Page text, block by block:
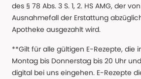
des § 78 Abs. 3 S. 1, 2. HS AMG, der
Ausnahmefall der Erstattung
Apotheke ausgezahlt wird.
**Gilt für alle gültigen E-Rezepte, die
Montag bis Donnerstag bis 20 Uhr
digital bei uns eingehen. E-Rezepte